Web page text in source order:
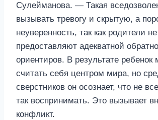
Сулейманова. — Такая
вызывать тревогу и скрытую, а
неуверенность, так как родители не
предоставляют адекватной
ориентиров. В результате ребенок
считать себя центром мира, но
сверстников он осознает, что не
так воспринимать. Это вызывает
конфликт.